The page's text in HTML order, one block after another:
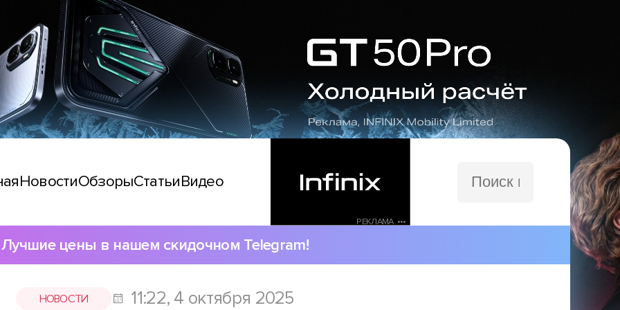
НовостиОбзорыСтатьиВидео
РЕКЛАМА •••
сайту
Лучшие цены в нашем скидочном Telegram!
НОВОСТИ 11:22, 4 октября 2025